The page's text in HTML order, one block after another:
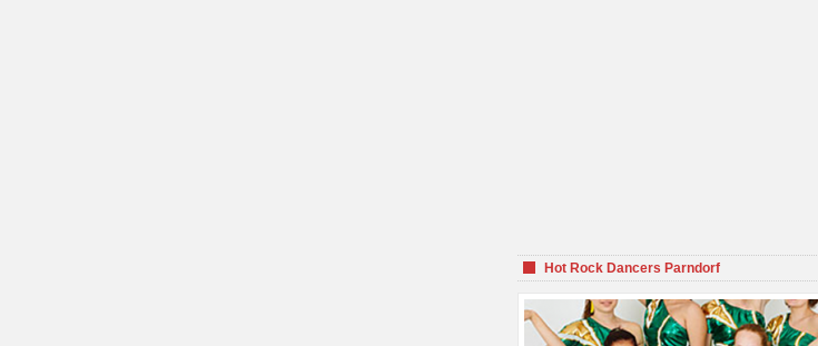
Hot Rock Dancers Parndorf